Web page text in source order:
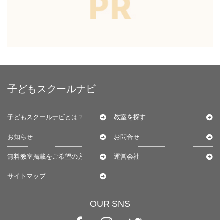
子どもスクールナビ
子どもスクールナビとは？ 教室を探す
お知らせ お問合せ
無料教室掲載をご希望の方 運営会社
サイトマップ
OUR SNS